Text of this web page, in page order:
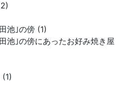
池｣の傍 (1)
池｣の傍にあったお好み焼き屋